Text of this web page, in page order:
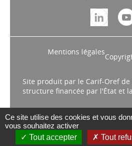
Mentions légales
Site produit par le Carif-Oref
structure financée par l'État et
Ce site utilise des cookies et vous
vous souhaitez activer
Tout accepter
Tout